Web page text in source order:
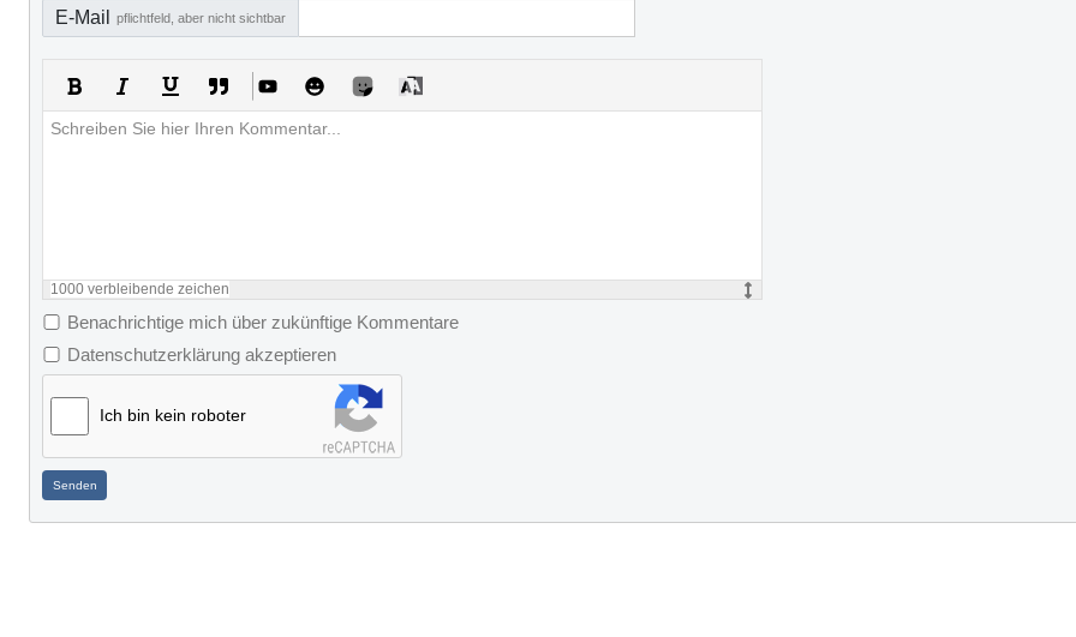
E-Mail pflichtfeld, aber nicht sichtbar
1000 verbleibende zeichen
Benachrichtige mich über zukünftige Kommentare
Datenschutzerklärung akzeptieren
Ich bin kein roboter
Senden